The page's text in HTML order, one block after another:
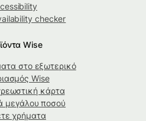
checker
Wise
στο εξωτερικό
Wise
κάρτα
μεγάλου ποσού
χρήματα